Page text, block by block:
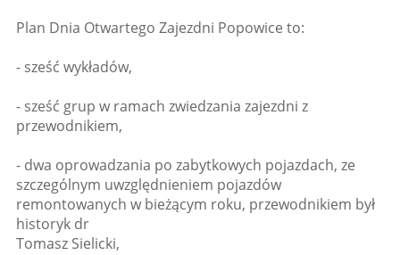
Plan Dnia Otwartego Zajezdni Popowice to:
- sześć wykładów,
- sześć grup w ramach zwiedzania zajezdni z
przewodnikiem,
- dwa oprowadzania po zabytkowych pojazdach, ze
szczególnym uwzględnieniem pojazdów
remontowanych w bieżącym roku, przewodnikiem był
historyk dr
Tomasz Sielicki,